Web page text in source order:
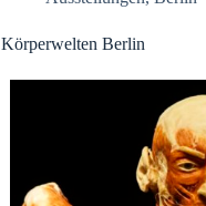
Körperwelten Berlin